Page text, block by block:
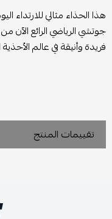
هذا الحذاء مثالي للارتداء
جوتشي الرياضي الرائع
فريدة وأنيقة في عالم الأحذية
تقييمات المنتج